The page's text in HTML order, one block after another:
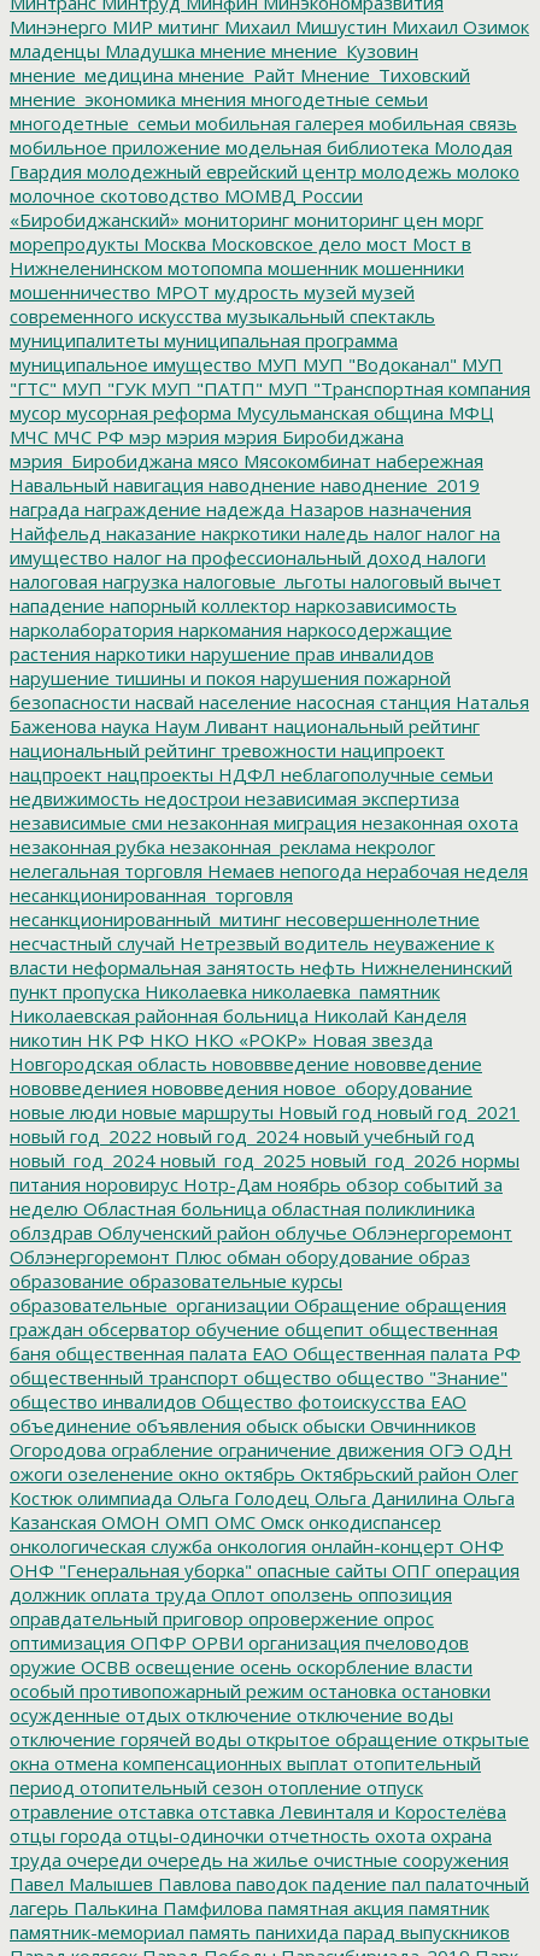
Минэнерго МИР митинг Михаил Мишустин Михаил Озимок
младенцы Младушка мнение мнение_Кузовин
мнение_медицина мнение_Райт Мнение_Тиховский
мнение_экономика мнения многодетные семьи
многодетные_семьи мобильная галерея мобильная связь
мобильное приложение модельная библиотека Молодая
Гвардия молодежный еврейский центр молодежь молоко
молочное скотоводство МОМВД России
«Биробиджанский» мониторинг мониторинг цен морг
морепродукты Москва Московское дело мост Мост в
Нижнеленинском мотопомпа мошенник мошенники
мошенничество МРОТ мудрость музей музей
современного искусства музыкальный спектакль
муниципалитеты муниципальная программа
муниципальное имущество МУП МУП "Водоканал" МУП
"ГТС" МУП "ГУК МУП "ПАТП" МУП "Транспортная компания
мусор мусорная реформа Мусульманская община МФЦ
МЧС МЧС РФ мэр мэрия мэрия Биробиджана
мэрия_Биробиджана мясо Мясокомбинат набережная
Навальный навигация наводнение наводнение_2019
награда награждение надежда Назаров назначения
Найфельд наказание накркотики наледь налог налог на
имущество налог на профессиональный доход налоги
налоговая нагрузка налоговые_льготы налоговый вычет
нападение напорный коллектор наркозависимость
нарколаборатория наркомания наркосодержащие
растения наркотики нарушение прав инвалидов
нарушение тишины и покоя нарушения пожарной
безопасности насвай население насосная станция Наталья
Баженова наука Наум Ливант национальный рейтинг
национальный рейтинг тревожности наципроект
нацпроект нацпроекты НДФЛ неблагополучные семьи
недвижимость недострои независимая экспертиза
независимые сми незаконная миграция незаконная охота
незаконная рубка незаконная_реклама некролог
нелегальная торговля Немаев непогода нерабочая неделя
несанкционированная_торговля
несанкционированный_митинг несовершеннолетние
несчастный случай Нетрезвый водитель неуважение к
власти неформальная занятость нефть Нижнеленинский
пункт пропуска Николаевка николаевка_памятник
Николаевская районная больница Николай Канделя
никотин НК РФ НКО НКО «РОКР» Новая звезда
Новгородская область нововвведение нововведение
нововведениея нововведения новое_оборудование
новые люди новые маршруты Новый год новый год_2021
новый год_2022 новый год_2024 новый учебный год
новый_год_2024 новый_год_2025 новый_год_2026 нормы
питания норовирус Нотр-Дам ноябрь обзор событий за
неделю Областная больница областная поликлиника
облздрав Облученский район облучье Облэнергоремонт
Облэнергоремонт Плюс обман оборудование образ
образование образовательные курсы
образовательные_организации Обращение обращения
граждан обсерватор обучение общепит общественная
баня общественная палата ЕАО Общественная палата РФ
общественный транспорт общество общество "Знание"
общество инвалидов Общество фотоискусства ЕАО
объединение объявления обыск обыски Овчинников
Огородова ограбление ограничение движения ОГЭ ОДН
ожоги озеленение окно октябрь Октябрьский район Олег
Костюк олимпиада Ольга Голодец Ольга Данилина Ольга
Казанская ОМОН ОМП ОМС Омск онкодиспансер
онкологическая служба онкология онлайн-концерт ОНФ
ОНФ "Генеральная уборка" опасные сайты ОПГ операция
должник оплата труда Оплот оползень оппозиция
оправдательный приговор опровержение опрос
оптимизация ОПФР ОРВИ организация пчеловодов
оружие ОСВВ освещение осень оскорбление власти
особый противопожарный режим остановка остановки
осужденные отдых отключение отключение воды
отключение горячей воды открытое обращение открытые
окна отмена компенсационных выплат отопительный
период отопительный сезон отопление отпуск
отравление отставка отставка Левинталя и Коростелёва
отцы города отцы-одиночки отчетность охота охрана
труда очереди очередь на жилье очистные сооружения
Павел Малышев Павлова паводок падение пал палаточный
лагерь Палькина Памфилова памятная акция памятник
памятник-мемориал память панихида парад выпускников